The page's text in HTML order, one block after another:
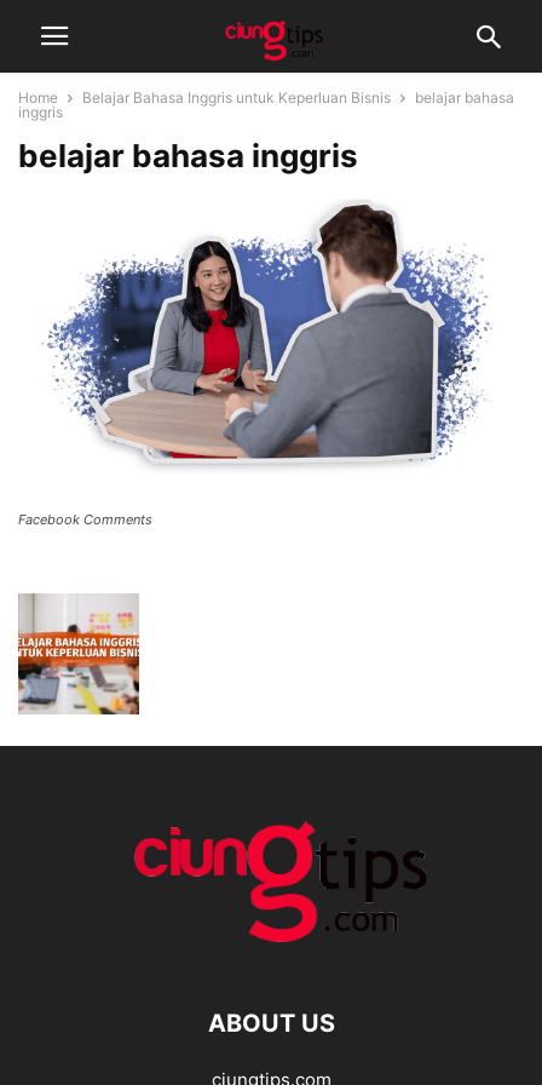
Home Belajar Bahasa Inggris untuk Keperluan Bisnis
belajar bahasa
inggris
belajar bahasa inggris
Facebook Comments
ABOUT US
ciungtips.com